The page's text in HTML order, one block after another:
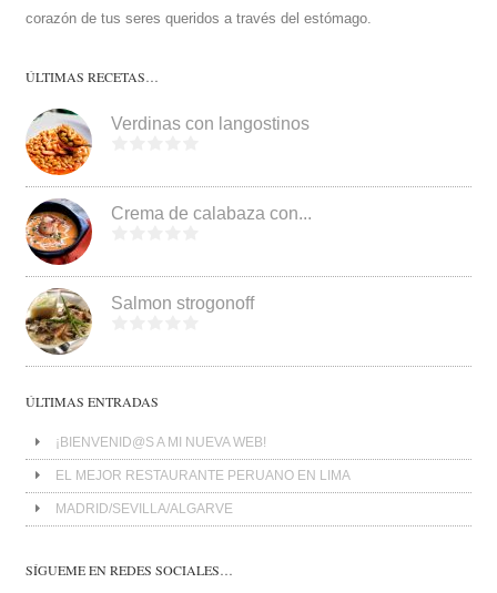
corazón de tus seres queridos a través del estómago.
ÚLTIMAS RECETAS…
Verdinas con langostinos
Crema de calabaza con...
Salmon strogonoff
ÚLTIMAS ENTRADAS
¡BIENVENID@S A MI NUEVA WEB!
EL MEJOR RESTAURANTE PERUANO EN LIMA
MADRID/SEVILLA/ALGARVE
SÍGUEME EN REDES SOCIALES…